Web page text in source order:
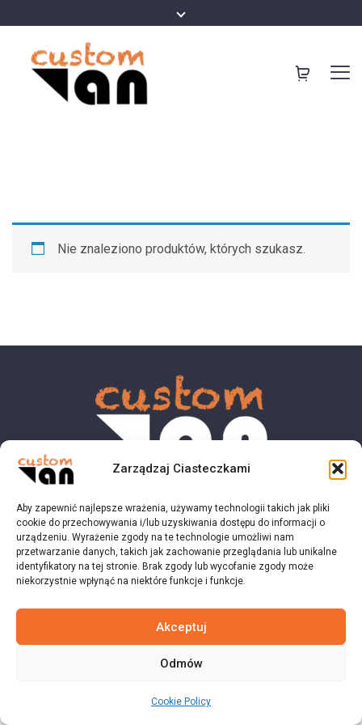
Zarządzaj Ciasteczkami
Aby zapewnić najlepsze wrażenia, używamy technologii takich jak pliki
cookie do przechowywania i/lub uzyskiwania dostępu do informacji o
urządzeniu. Wyrażenie zgody na te technologie umożliwi nam
przetwarzanie danych, takich jak zachowanie przeglądania lub unikalne
identyfikatory na tej stronie. Brak zgody lub wycofanie zgody może
niekorzystnie wpłynąć na niektóre funkcje i funkcje.
Akceptuj
Odmów
Cookie Policy
Nie znaleziono produktów, których szukasz.
© 2023 customvan.pl - Wszystkie prawa zastrzeżone.